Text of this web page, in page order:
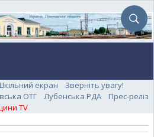
екран
Зверніть увагу!
ОТГ Лубенська РДА
Прес-реліз
TV